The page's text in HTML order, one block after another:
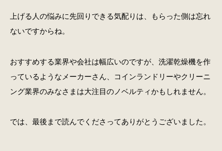
上げる人の悩みに先回りできる気配りは、もらった側は忘れ
ないですからね。
おすすめする業界や会社は幅広いのですが、洗濯乾燥機を作
っているようなメーカーさん、コインランドリーやクリーニ
ング業界のみなさまは大注目のノベルティかもしれません。
では、最後まで読んでくださってありがとうございました。